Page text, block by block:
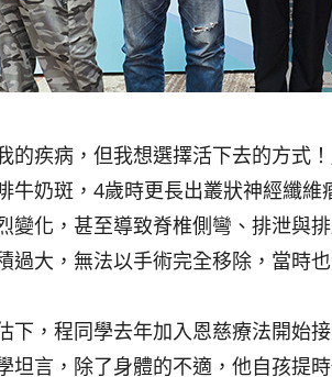
的疾病，但我想選擇活下去的方式
牛奶斑，4歲時更長出叢狀神經纖
變化，甚至導致脊椎側彎、排泄與
過大，無法以手術完全移除，當時
下，程同學去年加入恩慈療法開始
坦言，除了身體的不適，他自孩提